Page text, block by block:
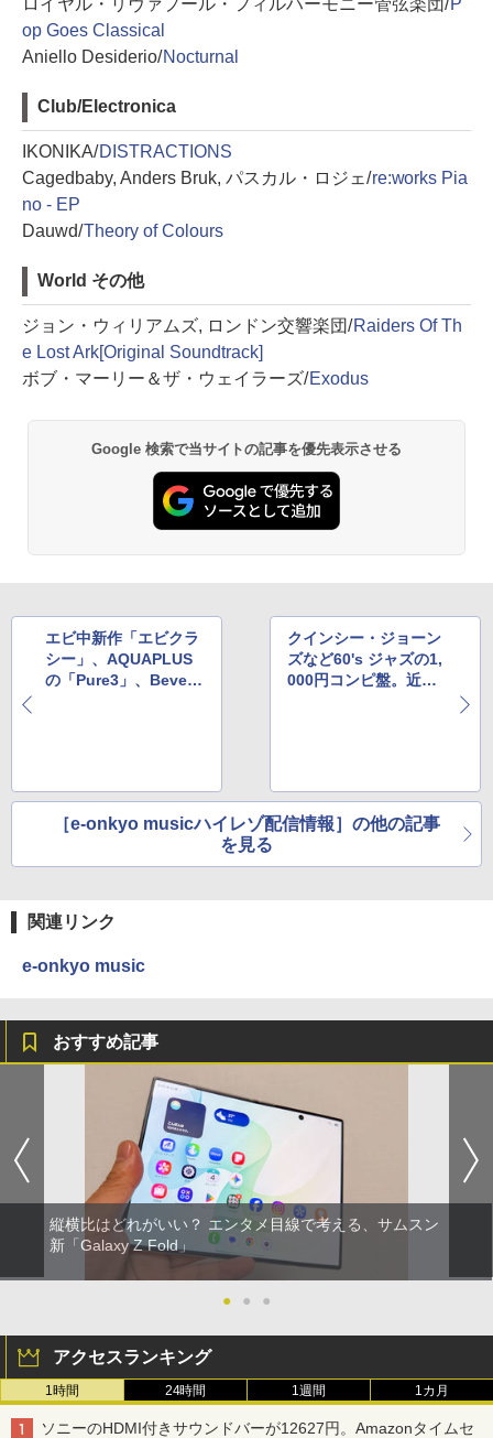
ロイヤル・リヴァプール・フィルハーモニー管弦楽団/P
op Goes Classical
Aniello Desiderio/Nocturnal
Club/Electronica
IKONIKA/DISTRACTIONS
Cagedbaby, Anders Bruk, パスカル・ロジェ/re:works Pia
no - EP
Dauwd/Theory of Colours
World その他
ジョン・ウィリアムズ, ロンドン交響楽団/Raiders Of Th
e Lost Ark[Original Soundtrack]
ボブ・マーリー＆ザ・ウェイラーズ/Exodus
Google 検索で当サイトの記事を優先表示させる
エビ中新作「エビクラ
シー」、AQUAPLUS
の「Pure3」、Beverl
クインシー・ジョーン
ズなど60's ジャズの1,
000円コンピ盤。近代
［e-onkyo musicハイレゾ配信情報］の他の記事
を見る
関連リンク
e-onkyo music
おすすめ記事
縦横比はどれがいい？ エンタメ目線で考える、サムスン
新「Galaxy Z Fold」
● ● ●
アクセスランキング
1時間 24時間 1週間 1カ月
ソニーのHDMI付きサウンドバーが12627円。Amazonタイムセ